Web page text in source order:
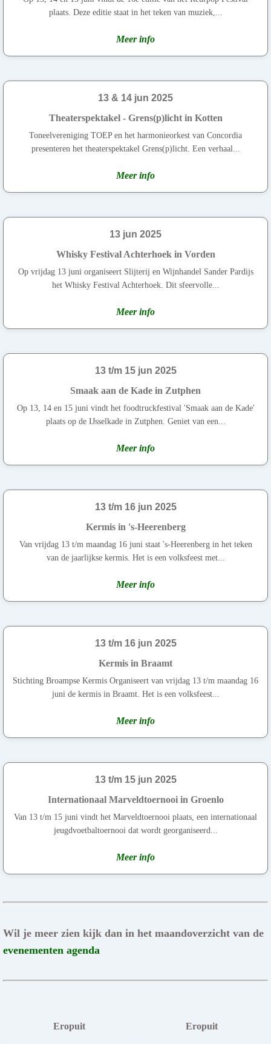
plaats. Deze editie staat in het teken van muziek,...
Meer info
13 & 14 jun 2025
Theaterspektakel - Grens(p)licht in Kotten
Toneelvereniging TOEP en het harmonieorkest van Concordia
presenteren het theaterspektakel Grens(p)licht. Een verhaal...
Meer info
13 jun 2025
Whisky Festival Achterhoek in Vorden
Op vrijdag 13 juni organiseert Slijterij en Wijnhandel Sander Pardijs
het Whisky Festival Achterhoek. Dit sfeervolle...
Meer info
13 t/m 15 jun 2025
Smaak aan de Kade in Zutphen
Op 13, 14 en 15 juni vindt het foodtruckfestival 'Smaak aan de Kade'
plaats op de IJsselkade in Zutphen. Geniet van een...
Meer info
13 t/m 16 jun 2025
Kermis in 's-Heerenberg
Van vrijdag 13 t/m maandag 16 juni staat 's-Heerenberg in het teken
van de jaarlijkse kermis. Het is een volksfeest met...
Meer info
13 t/m 16 jun 2025
Kermis in Braamt
Stichting Broampse Kermis Organiseert van vrijdag 13 t/m maandag 16
juni de kermis in Braamt. Het is een volksfeest...
Meer info
13 t/m 15 jun 2025
Internationaal Marveldtoernooi in Groenlo
Van 13 t/m 15 juni vindt het Marveldtoernooi plaats, een internationaal
jeugdvoetbaltoernooi dat wordt georganiseerd...
Meer info
Wil je meer zien kijk dan in het maandoverzicht van de
evenementen agenda
Eropuit Eropuit